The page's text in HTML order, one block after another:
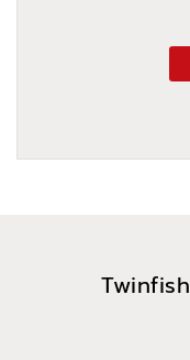
Twinfish